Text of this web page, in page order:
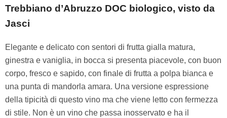
Trebbiano d’Abruzzo DOC biologico, visto da
Jasci
Elegante e delicato con sentori di frutta gialla matura,
ginestra e vaniglia, in bocca si presenta piacevole, con buon
corpo, fresco e sapido, con finale di frutta a polpa bianca e
una punta di mandorla amara. Una versione espressione
della tipicità di questo vino ma che viene letto con fermezza
di stile. Non è un vino che passa inosservato e ha il